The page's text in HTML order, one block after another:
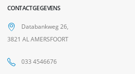
CONTACTGEGEVENS
Databankweg 26,
3821 AL AMERSFOORT
033 4546676